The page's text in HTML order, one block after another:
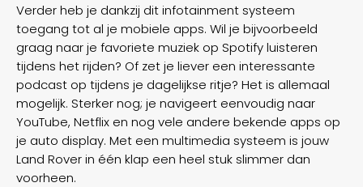
Verder heb je dankzij dit infotainment systeem
toegang tot al je mobiele apps. Wil je bijvoorbeeld
graag naar je favoriete muziek op Spotify luisteren
tijdens het rijden? Of zet je liever een interessante
podcast op tijdens je dagelijkse ritje? Het is allemaal
mogelijk. Sterker nog; je navigeert eenvoudig naar
YouTube, Netflix en nog vele andere bekende apps op
je auto display. Met een multimedia systeem is jouw
Land Rover in één klap een heel stuk slimmer dan
voorheen.